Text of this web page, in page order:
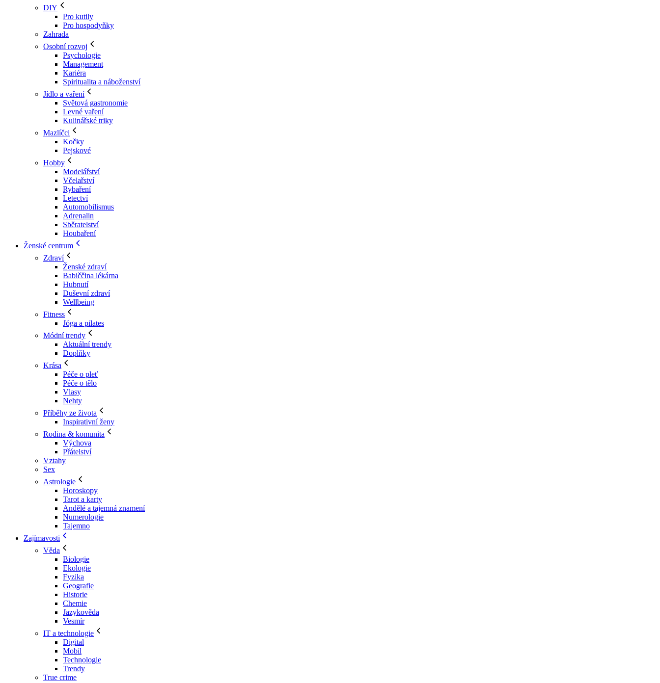
DIY
Pro kutily
Pro hospodyňky
Zahrada
Osobní rozvoj
Psychologie
Management
Kariéra
Spiritualita a náboženství
Jídlo a vaření
Světová gastronomie
Levné vaření
Kulinářské triky
Mazlíčci
Kočky
Pejskové
Hobby
Modelářství
Včelařství
Rybaření
Letectví
Automobilismus
Adrenalin
Sběratelství
Houbaření
Ženské centrum
Zdraví
Ženské zdraví
Babiččina lékárna
Hubnutí
Duševní zdraví
Wellbeing
Fitness
Jóga a pilates
Módní trendy
Aktuální trendy
Doplňky
Krása
Péče o pleť
Péče o tělo
Vlasy
Nehty
Příběhy ze života
Inspirativní ženy
Rodina & komunita
Výchova
Přátelství
Vztahy
Sex
Astrologie
Horoskopy
Tarot a karty
Andělé a tajemná znamení
Numerologie
Tajemno
Zajímavosti
Věda
Biologie
Ekologie
Fyzika
Geografie
Historie
Chemie
Jazykověda
Vesmír
IT a technologie
Digital
Mobil
Technologie
Trendy
True crime